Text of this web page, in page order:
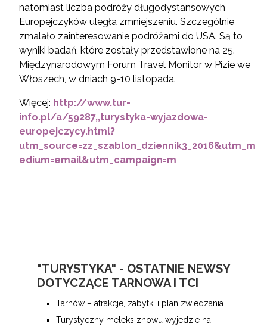
natomiast liczba podróży długodystansowych
Europejczyków uległa zmniejszeniu. Szczególnie
zmalało zainteresowanie podróżami do USA. Są to
wyniki badań, które zostały przedstawione na 25.
Międzynarodowym Forum Travel Monitor w Pizie we
Włoszech, w dniach 9-10 listopada.
Więcej: http://www.tur-
info.pl/a/59287,,turystyka-wyjazdowa-
europejczycy.html?
utm_source=zz_szablon_dziennik3_2016&utm_m
edium=email&utm_campaign=m
"TURYSTYKA" - OSTATNIE NEWSY
DOTYCZĄCE TARNOWA I TCI
Tarnów – atrakcje, zabytki i plan zwiedzania
Turystyczny meleks znowu wyjedzie na